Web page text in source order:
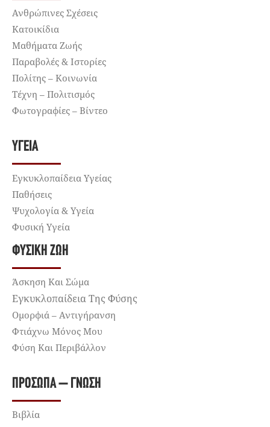
Ανθρώπινες Σχέσεις
Κατοικίδια
Μαθήματα Ζωής
Παραβολές & Ιστορίες
Πολίτης – Κοινωνία
Τέχνη – Πολιτισμός
Φωτογραφίες – Βίντεο
ΥΓΕΊΑ
Εγκυκλοπαίδεια Υγείας
Παθήσεις
Ψυχολογία & Υγεία
Φυσική Υγεία
ΦΥΣΙΚΉ ΖΩΉ
Άσκηση Και Σώμα
Εγκυκλοπαίδεια Της Φύσης
Ομορφιά – Αντιγήρανση
Φτιάχνω Μόνος Μου
Φύση Και Περιβάλλον
ΠΡΌΣΩΠΑ – ΓΝΏΣΗ
Βιβλία